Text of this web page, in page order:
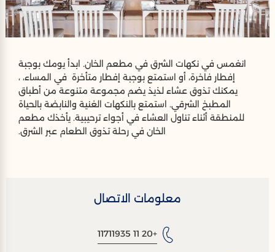
انغمس في نكهات الشرق في مطعم الخان. ابدأ يومك بوجبة
إفطار فاخرة، أو استمتع بوجبة إفطار متأخرة في المساء، ،
يمكنك تذوق عشاء لذيذ يضم مجموعة متنوعة من أطباق
المطبخ الشرقي. استمتع بالنكهات الغنية والنابضة بالحياة
للمنطقة أثناء تناول العشاء في أجواء ترحيبية. يأخذك مطعم
الخان في رحلة تذوق الطعام عبر الشرق.
معلومات الاتصال
+20 11 11711935